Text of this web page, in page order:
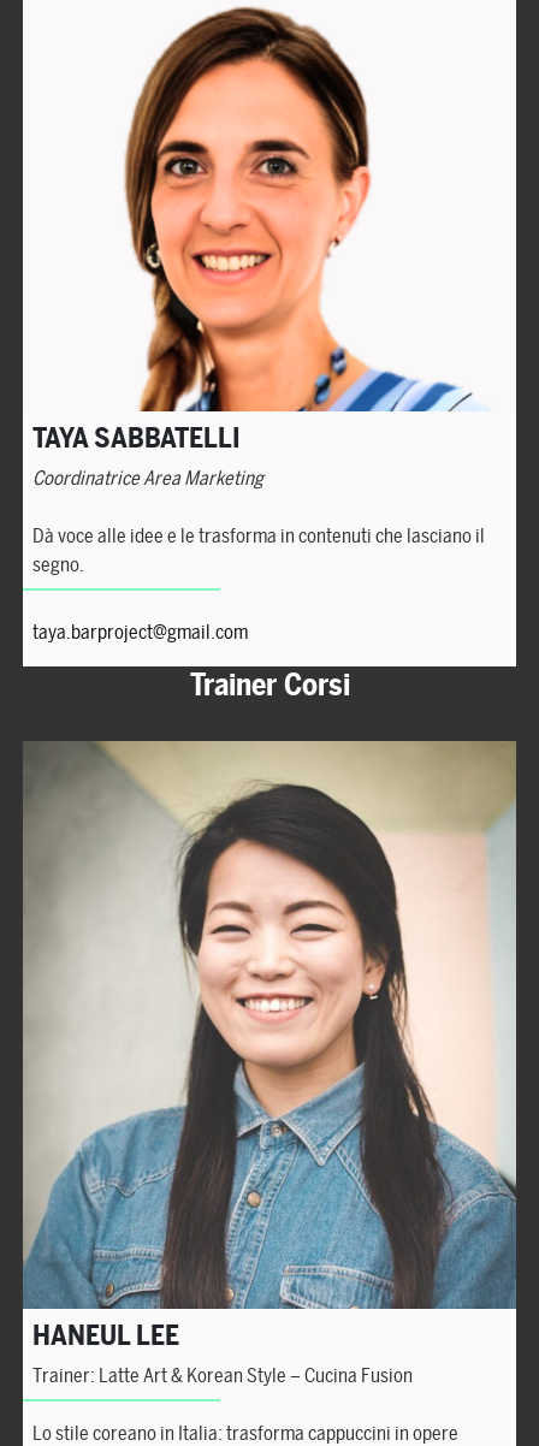
TAYA SABBATELLI
Coordinatrice Area Marketing
Dà voce alle idee e le trasforma in contenuti che lasciano il
segno.
taya.barproject@gmail.com
Trainer Corsi
HANEUL LEE
Trainer: Latte Art & Korean Style – Cucina Fusion
Lo stile coreano in Italia: trasforma cappuccini in opere